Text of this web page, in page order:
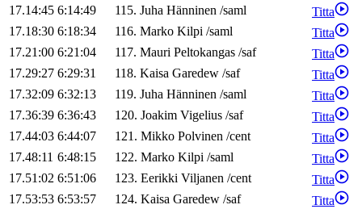
17.14:45 6:14:49 115. Juha Hänninen /saml
Titta
17.18:30 6:18:34 116. Marko Kilpi /saml
Titta
17.21:00 6:21:04 117. Mauri Peltokangas /saf
Titta
17.29:27 6:29:31 118. Kaisa Garedew /saf
Titta
17.32:09 6:32:13 119. Juha Hänninen /saml
Titta
17.36:39 6:36:43 120. Joakim Vigelius /saf
Titta
17.44:03 6:44:07 121. Mikko Polvinen /cent
Titta
17.48:11 6:48:15 122. Marko Kilpi /saml
Titta
17.51:02 6:51:06 123. Eerikki Viljanen /cent
Titta
17.53:53 6:53:57 124. Kaisa Garedew /saf
Titta